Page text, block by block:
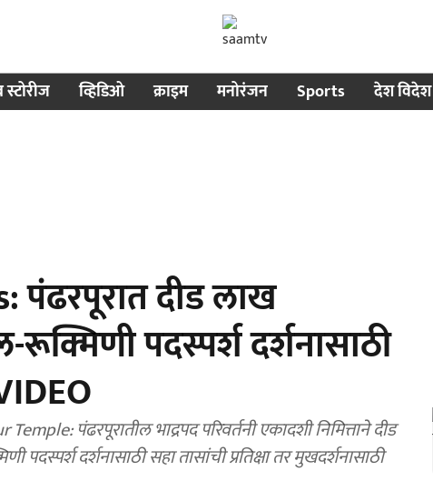
व्हिडिओ क्राइम मनोरंजन Sports देश विदेश
दीड लाख
रूक्मिणी पदस्पर्श दर्शनासाठी
पंढरपूरातील भाद्रपद परिवर्तनी एकादशी निमित्ताने दीड
पदस्पर्श दर्शनासाठी सहा तासांची प्रतिक्षा तर मुखदर्शनासाठी